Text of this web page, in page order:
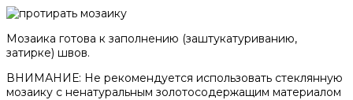
Мозаика готова к заполнению (заштукатуриванию,
затирке) швов.
ВНИМАНИЕ: Не рекомендуется использовать стеклянную
мозаику с ненатуральным золотосодержащим материалом